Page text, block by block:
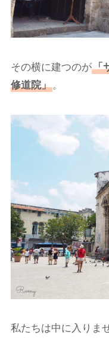
その横に建つのが「
修道院」。
私たちは中に入りま